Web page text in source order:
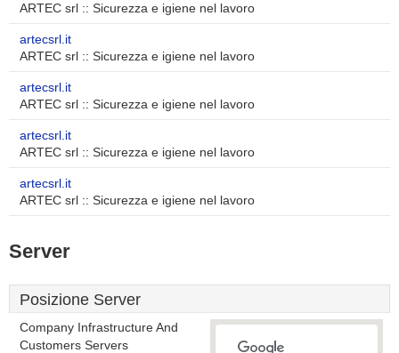
ARTEC srl :: Sicurezza e igiene nel lavoro
artecsrl.it
ARTEC srl :: Sicurezza e igiene nel lavoro
artecsrl.it
ARTEC srl :: Sicurezza e igiene nel lavoro
artecsrl.it
ARTEC srl :: Sicurezza e igiene nel lavoro
artecsrl.it
ARTEC srl :: Sicurezza e igiene nel lavoro
Server
Posizione Server
Company Infrastructure And
Customers Servers